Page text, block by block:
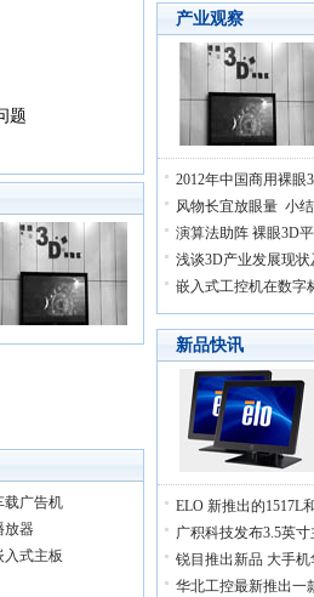
题
载广告机
放器
入式主板
产业观察
2012年中国商用裸眼
风物长宜放眼量 小
演算法助阵 裸眼3D
浅谈3D产业发展现
嵌入式工控机在数字
新品快讯
ELO 新推出的1517L
广积科技发布3.5英
锐目推出新品 大手
华北工控最新推出一